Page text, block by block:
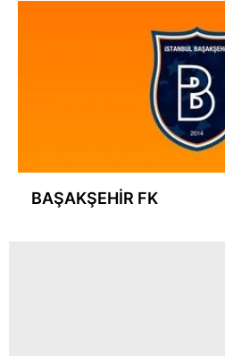
BAŞAKŞEHİR FK